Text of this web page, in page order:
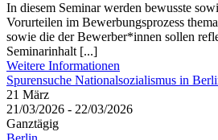
In diesem Seminar werden bewusste
Vorurteilen im Bewerbungsprozess
sowie die der Bewerber*innen sollen
Seminarinhalt [...]
Weitere Informationen
Spurensuche Nationalsozialismus in
21 März
21/03/2026 - 22/03/2026
Ganztägig